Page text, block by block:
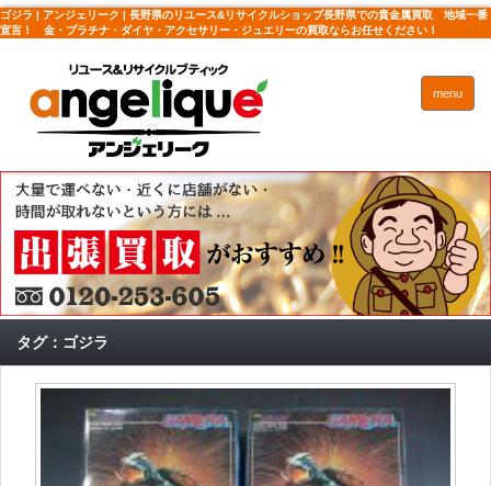
ゴジラ | アンジェリーク | 長野県のリユース&リサイクルショップ長野県での貴金属買取 地域一番
宣言！ 金・プラチナ・ダイヤ・アクセサリー・ジュエリーの買取ならお任せください！
menu
タグ：ゴジラ